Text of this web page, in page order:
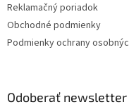
Reklamačný poriadok
Obchodné podmienky
Podmienky ochrany
Odoberať newsletter